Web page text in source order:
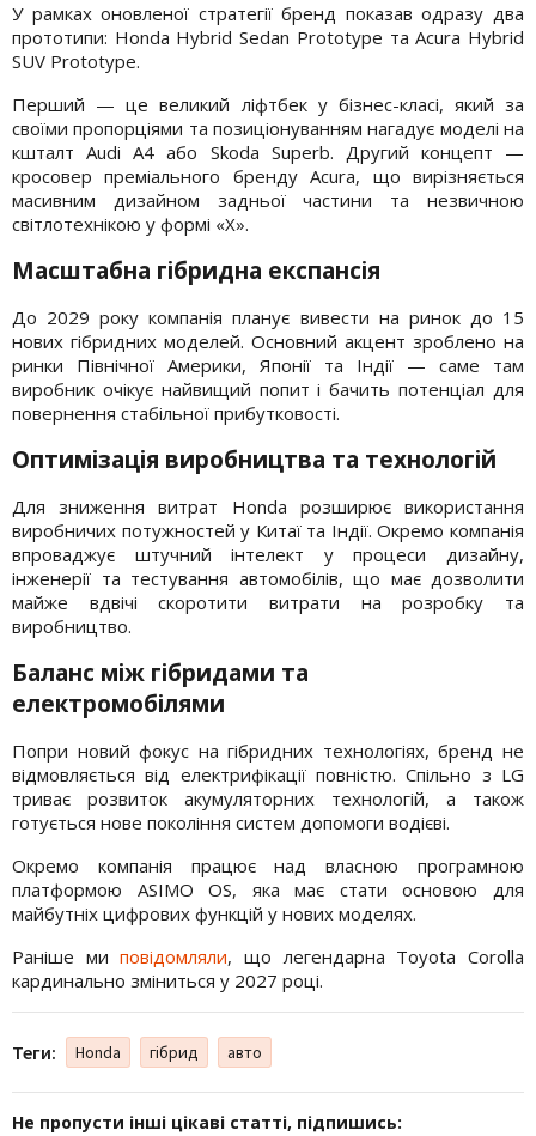
У рамках оновленої стратегії бренд показав одразу два
прототипи: Honda Hybrid Sedan Prototype та Acura Hybrid
SUV Prototype.
Перший — це великий ліфтбек у бізнес-класі, який за
своїми пропорціями та позиціонуванням нагадує моделі на
кшталт Audi A4 або Skoda Superb. Другий концепт —
кросовер преміального бренду Acura, що вирізняється
масивним дизайном задньої частини та незвичною
світлотехнікою у формі «X».
Масштабна гібридна експансія
До 2029 року компанія планує вивести на ринок до 15
нових гібридних моделей. Основний акцент зроблено на
ринки Північної Америки, Японії та Індії — саме там
виробник очікує найвищий попит і бачить потенціал для
повернення стабільної прибутковості.
Оптимізація виробництва та технологій
Для зниження витрат Honda розширює використання
виробничих потужностей у Китаї та Індії. Окремо компанія
впроваджує штучний інтелект у процеси дизайну,
інженерії та тестування автомобілів, що має дозволити
майже вдвічі скоротити витрати на розробку та
виробництво.
Баланс між гібридами та
електромобілями
Попри новий фокус на гібридних технологіях, бренд не
відмовляється від електрифікації повністю. Спільно з LG
триває розвиток акумуляторних технологій, а також
готується нове покоління систем допомоги водієві.
Окремо компанія працює над власною програмною
платформою ASIMO OS, яка має стати основою для
майбутніх цифрових функцій у нових моделях.
Раніше миповідомляли, що легендарна Toyota Corolla
кардинально зміниться у 2027 році.
Теги: Honda гібрид авто
Не пропусти інші цікаві статті, підпишись: